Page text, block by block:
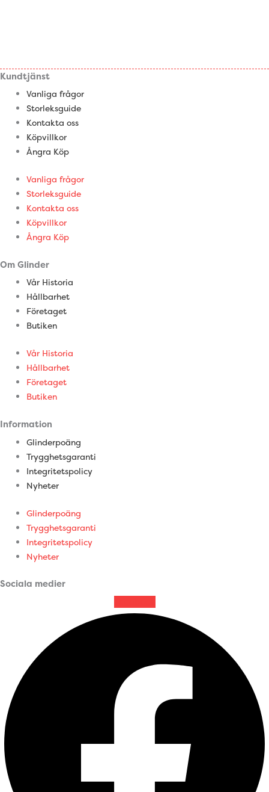
Kundtjänst
Vanliga frågor
Storleksguide
Kontakta oss
Köpvillkor
Ångra Köp
Vanliga frågor
Storleksguide
Kontakta oss
Köpvillkor
Ångra Köp
Om Glinder
Vår Historia
Hållbarhet
Företaget
Butiken
Vår Historia
Hållbarhet
Företaget
Butiken
Information
Glinderpoäng
Trygghetsgaranti
Integritetspolicy
Nyheter
Glinderpoäng
Trygghetsgaranti
Integritetspolicy
Nyheter
Sociala medier